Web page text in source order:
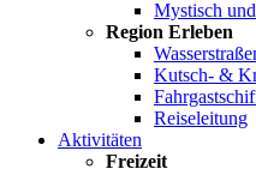
Mystisch
Region Erleben
Kutsch- &
Reiseleitung
Aktivitäten
Freizeit